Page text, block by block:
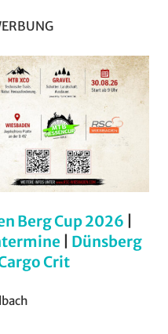
Berg Cup 2026
Dünsberg
Crit